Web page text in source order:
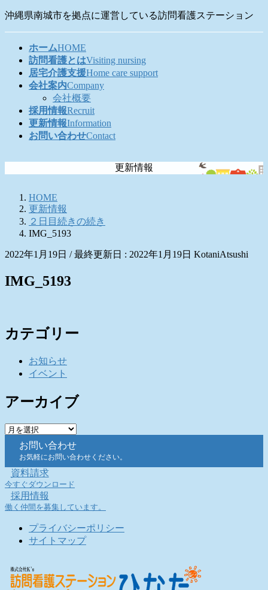
コ
ナ
沖縄県南城市を拠点に運営している訪問看護ステーション
ホームHOME
訪問看護とはVisiting nursing
居宅介護支援Home care support
会社案内Company
会社概要
採用情報Recruit
更新情報Information
お問い合わせContact
更新情報
HOME
更新情報
２日目続きの続き
IMG_5193
2022年1月19日 / 最終更新日 : 2022年1月19日 KotaniAtsushi
IMG_5193
カテゴリー
お知らせ
イベント
アーカイブ
ア
イ
ブ
お問い合わせ
お気軽にお問い合わせください。
資料請求
今すぐダウンロード
採用情報
働く仲間を募集しています。
プライバシーポリシー
サイトマップ